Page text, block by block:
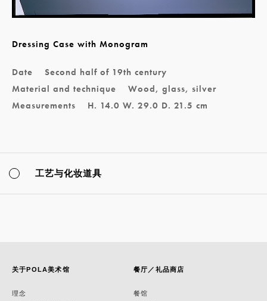
Dressing Case with Monogram
Date
Second half of 19th century
Material and technique
Wood, glass, silver
Measurements
H. 14.0 W. 29.0 D. 21.5 cm
工艺与化妆道具
关于POLA美术馆
理念
餐厅／礼品商店
餐馆